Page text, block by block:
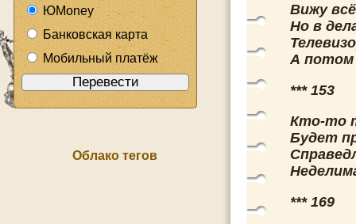
ЮMoney
Банковская карта
Мобильный платёж
Облако тегов
Вижу
Но в
А потом
*** 153
Кто-то
Будет
*** 169